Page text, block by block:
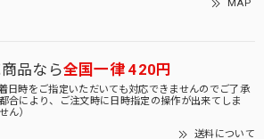
MAP
品なら全国一律 420円
日時をご指定いただいても対応できませんのでご了承
合により、ご注文時に日時指定の操作が出来てしま
ん）
送料について